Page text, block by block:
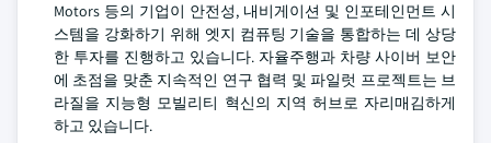
Motors 등의 기업이 안전성, 내비게이션 및 인포테인먼트 시
스템을 강화하기 위해 엣지 컴퓨팅 기술을 통합하는 데 상당
한 투자를 진행하고 있습니다. 자율주행과 차량 사이버 보안
에 초점을 맞춘 지속적인 연구 협력 및 파일럿 프로젝트는 브
라질을 지능형 모빌리티 혁신의 지역 허브로 자리매김하게
하고 있습니다.